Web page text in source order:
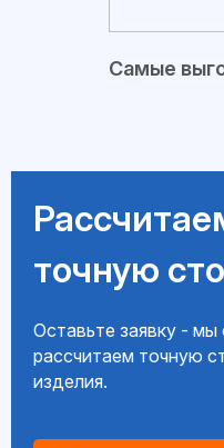
Самые
точную
Оставьте заявку - мы
рассчитаем точную
изделия.